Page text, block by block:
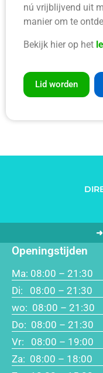
nú vrijblijvend uit
manier om te
Bekijk hier op het
Lid worden
maar ook van kwaliteit
senioren in Leiden die
biedt TopazSport het
combineert.
🌱 Waarom
belangrijk is
Met het ouder worden
➜
Openingstijden
Ma: 08:00 – 21:30
Di: 08:00 – 21:30
wo: 08:00 – 21:30
Do: 08:00 – 21:30
Vr: 08:00 – 19:00
Za: 08:00 – 18:00